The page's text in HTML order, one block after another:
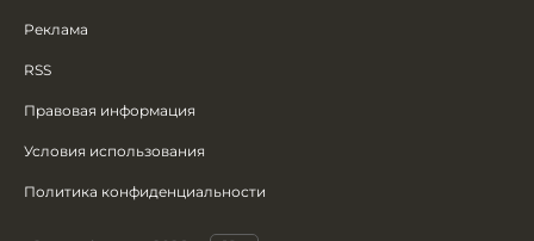
Реклама
RSS
Правовая информация
Условия использования
Политика конфиденциальности